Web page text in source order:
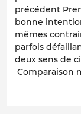
précédent
bonne
mêmes
parfois
deux sens de
Comparaison